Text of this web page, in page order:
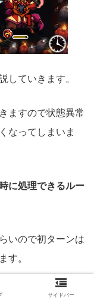
していきます。
ますので状態異常
なってしまいま
に処理できるルー
いので初ターンは
す。
って立ち回るとい
サイドバー